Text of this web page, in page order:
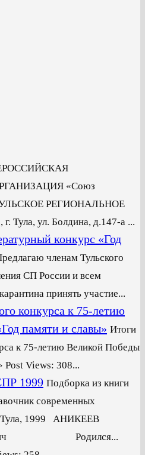
«Союз
ТУЛЬСКОЕ РЕГИОНАЛЬНОЕ
Тула, ул. Болдина, д.147-а ...
конкурс «Год
членам Тульского
СП России и всем
принять участие...
конкурса к 75-летию
памяти и славы» Итоги
к 75-летию Великой Победы
Post Views: 308...
1999 Подборка из книги
современных
Тула, 1999 АНИКЕЕВ
Родился...